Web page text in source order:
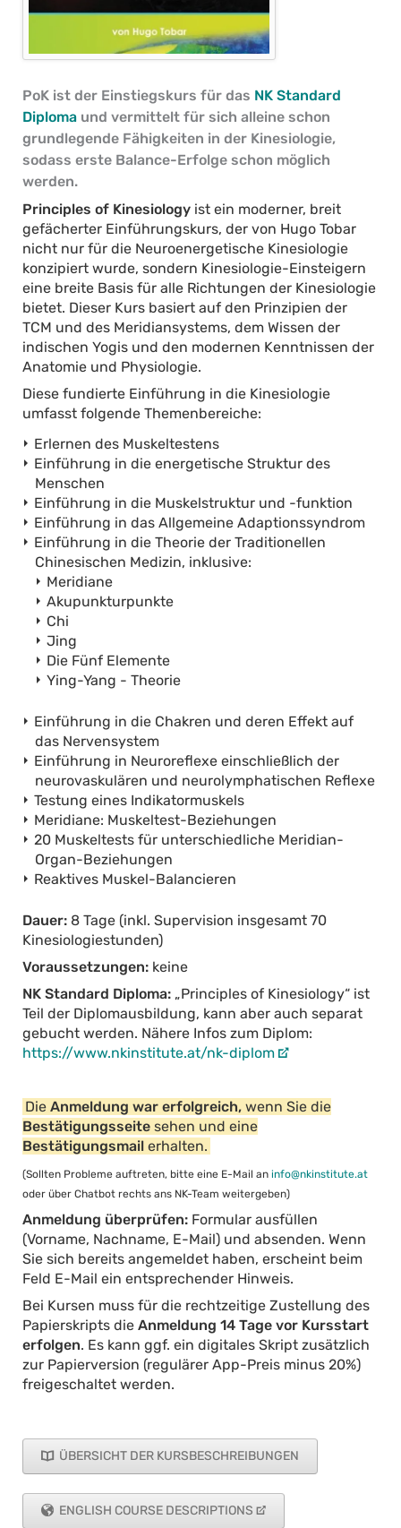
PoK ist der Einstiegskurs für das NK Standard
Diplomaund vermittelt für sich alleine schon
grundlegende Fähigkeiten in der Kinesiologie,
sodass erste Balance-Erfolge schon möglich
werden.
Principles of Kinesiologyist ein moderner, breit
gefächerter Einführungskurs, der von Hugo Tobar
nicht nur für die Neuroenergetische Kinesiologie
konzipiert wurde, sondern Kinesiologie-Einsteigern
eine breite Basis für alle Richtungen der Kinesiologie
bietet. Dieser Kurs basiert auf den Prinzipien der
TCM und des Meridiansystems, dem Wissen der
indischen Yogis und den modernen Kenntnissen der
Anatomie und Physiologie.
Diese fundierte Einführung in die Kinesiologie
umfasst folgende Themenbereiche:
Erlernen des Muskeltestens
Einführung in die energetische Struktur des
Menschen
Einführung in die Muskelstruktur und -funktion
Einführung in das Allgemeine Adaptionssyndrom
Einführung in die Theorie der Traditionellen
Chinesischen Medizin, inklusive:
Meridiane
Akupunkturpunkte
Chi
Jing
Die Fünf Elemente
Ying-Yang - Theorie
Einführung in die Chakren und deren Effekt auf
das Nervensystem
Einführung in Neuroreflexe einschließlich der
neurovaskulären und neurolymphatischen Reflexe
Testung eines Indikatormuskels
Meridiane: Muskeltest-Beziehungen
20 Muskeltests für unterschiedliche Meridian-
Organ-Beziehungen
Reaktives Muskel-Balancieren
Dauer:8 Tage (inkl. Supervision insgesamt 70
Kinesiologiestunden)
Voraussetzungen: keine
NK Standard Diploma:„Principles of Kinesiology“ ist
Teil der Diplomausbildung, kann aber auch separat
gebucht werden. Nähere Infos zum Diplom:
https://www.nkinstitute.at/nk-diplom
Die Anmeldung war erfolgreich, wenn Sie die
Bestätigungsseite sehen und eine
Bestätigungsmail erhalten.
(Sollten Probleme auftreten, bitte eine E-Mail an info@nkinstitute.at
oder über Chatbot rechts ans NK-Team weitergeben)
Anmeldung überprüfen:Formular ausfüllen
(Vorname, Nachname, E-Mail) und absenden. Wenn
Sie sich bereits angemeldet haben, erscheint beim
Feld E-Mail ein entsprechender Hinweis.
Bei Kursen muss für die rechtzeitige Zustellung des
Papierskripts die Anmeldung 14 Tage vor Kursstart
erfolgen. Es kann ggf. ein digitales Skript zusätzlich
zur Papierversion (regulärer App-Preis minus 20%)
freigeschaltet werden.
ÜBERSICHT DER KURSBESCHREIBUNGEN
ENGLISH COURSE DESCRIPTIONS